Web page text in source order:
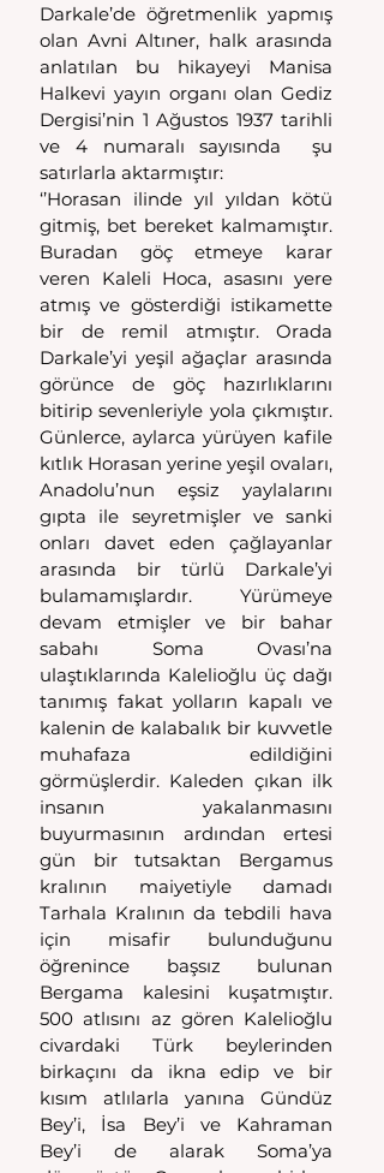
Darkale’de öğretmenlik yapmış
olan Avni Altıner, halk arasında
anlatılan bu hikayeyi Manisa
Halkevi yayın organı olan Gediz
Dergisi’nin 1 Ağustos 1937 tarihli
ve 4 numaralı sayısında  şu
satırlarla aktarmıştır:
‘’Horasan ilinde yıl yıldan kötü
gitmiş, bet bereket kalmamıştır.
Buradan göç etmeye karar
veren Kaleli Hoca, asasını yere
atmış ve gösterdiği istikamette
bir de remil atmıştır. Orada
Darkale’yi yeşil ağaçlar arasında
görünce de göç hazırlıklarını
bitirip sevenleriyle yola çıkmıştır.
Günlerce, aylarca yürüyen kafile
kıtlık Horasan yerine yeşil ovaları,
Anadolu’nun eşsiz yaylalarını
gıpta ile seyretmişler ve sanki
onları davet eden çağlayanlar
arasında bir türlü Darkale’yi
bulamamışlardır. Yürümeye
devam etmişler ve bir bahar
sabahı Soma Ovası’na
ulaştıklarında Kalelioğlu üç dağı
tanımış fakat yolların kapalı ve
kalenin de kalabalık bir kuvvetle
muhafaza edildiğini
görmüşlerdir. Kaleden çıkan ilk
insanın yakalanmasını
buyurmasının ardından ertesi
gün bir tutsaktan Bergamus
kralının maiyetiyle damadı
Tarhala Kralının da tebdili hava
için misafir bulunduğunu
öğrenince başsız bulunan
Bergama kalesini kuşatmıştır.
500 atlısını az gören Kalelioğlu
civardaki Türk beylerinden
birkaçını da ikna edip ve bir
kısım atlılarla yanına Gündüz
Bey’i, İsa Bey’i ve Kahraman
Bey’i de alarak Soma’ya